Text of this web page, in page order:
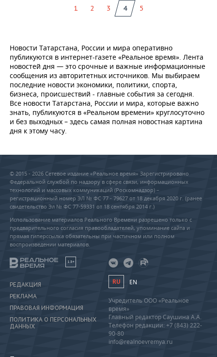
1 2 3 4 5
Новости Татарстана, России и мира оперативно
публикуются в интернет-газете «Реальное время». Лента
новостей дня — это срочные и важные информационные
сообщения из авторитетных источников. Мы выбираем
последние новости экономики, политики, спорта,
бизнеса, происшествий - главные события за сегодня.
Все новости Татарстана, России и мира, которые важно
знать, публикуются в «Реальном времени» круглосуточно
и без выходных – здесь самая полная новостная картина
дня к этому часу.
© 2015 - 2026 Сетевое издание «Реальное время» Зарегистрировано
Федеральной службой по надзору в сфере связи, информационных
технологий и массовых коммуникаций (Роскомнадзор) –
регистрационный номер ЭЛ № ФС 77 - 79627 от 18 декабря 2020 г. (ранее
свидетельство Эл № ФС 77-59331 от 18 сентября 2014 г.)
Использование материалов Реального Времени разрешено только с
предварительного согласия правообладателей, упоминание сайта и
прямая гиперссылка обязательны при частичном или полном
воспроизведении материалов.
18+
РЕДАКЦИЯ
РЕКЛАМА
ПРАВОВАЯ ИНФОРМАЦИЯ
ПОЛИТИКА О ПЕРСОНАЛЬНЫХ
ДАННЫХ
RU EN
Учредитель ООО «Реальное
время»
Главный редактор Саушина А.А.
Телефон редакции: +7 (843) 222-
90-80
info@realnoevremya.ru